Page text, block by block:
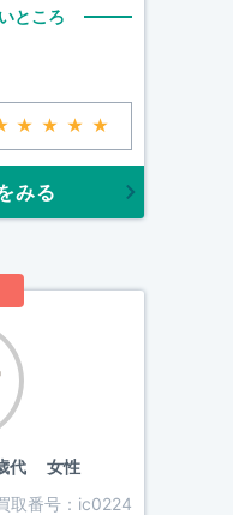
ところ
みる
女性
取番号： ic0224